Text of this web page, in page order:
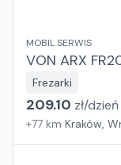
MOBIL SERWIS
VON ARX
Frezarki
209.10 zł/dzień
+77 km Kraków,